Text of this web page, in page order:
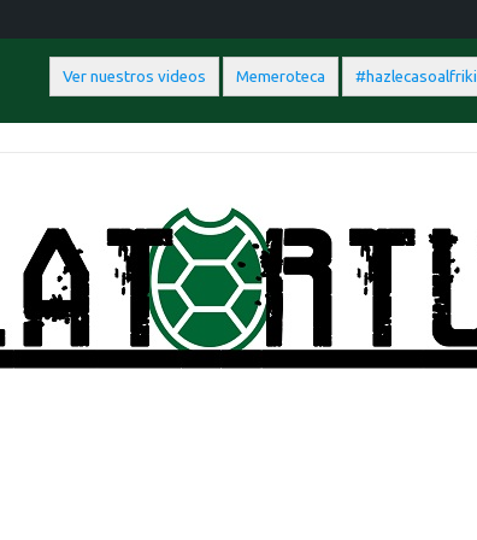
Ver nuestros videos Memeroteca #hazlecasoalfriki